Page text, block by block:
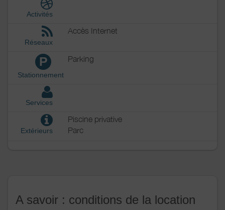
Activités
Réseaux
Accès Internet
P
Stationnement
Parking
Services
Extérieurs
Piscine privative
Parc
A savoir : conditions de la location